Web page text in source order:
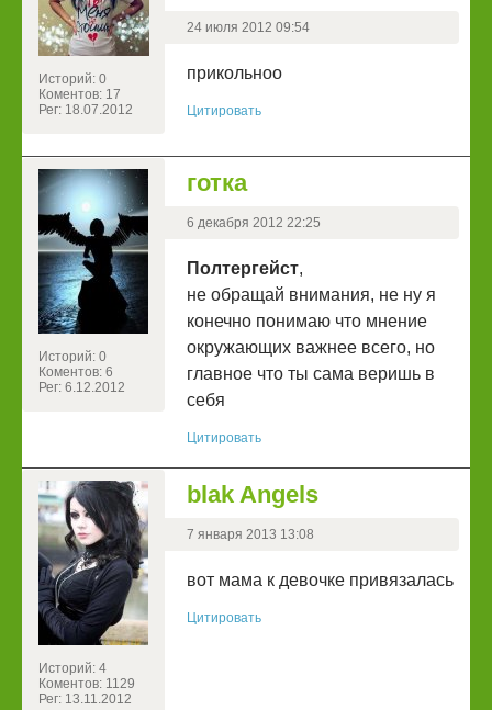
Историй: 0
Коментов: 17
Рег: 18.07.2012
24 июля 2012 09:54
прикольноо
Цитировать
Историй: 0
Коментов: 6
Рег: 6.12.2012
готка
6 декабря 2012 22:25
Полтергейст,
не обращай внимания, не ну я
конечно понимаю что мнение
окружающих важнее всего, но
главное что ты сама веришь в
себя
Цитировать
Историй: 4
Коментов: 1129
Рег: 13.11.2012
blak Angels
7 января 2013 13:08
вот мама к девочке привязалась
Цитировать